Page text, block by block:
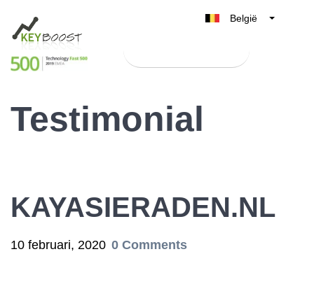
België
Nederland
Testimonial
KAYASIERADEN.NL
10 februari, 2020 0 Comments